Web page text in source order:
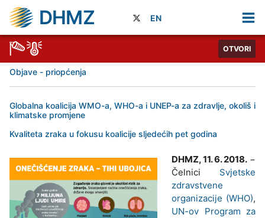
DHMZ EN
OTVORI
Objave - priopćenja
Globalna koalicija WMO-a, WHO-a i UNEP-a za zdravlje, okoliš i
klimatske promjene
Kvaliteta zraka u fokusu koalicije sljedećih pet godina
DHMZ, 11. 6. 2018. −
Čelnici Svjetske
zdravstvene
organizacije (WHO),
UN-ov Program za